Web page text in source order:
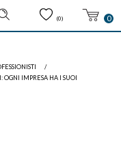
(0) 0
/
OGNI IMPRESA HA I SUOI